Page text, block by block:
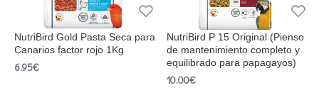
NutriBird Gold Pasta Seca para
Canarios factor rojo 1Kg
6.95€
NutriBird P 15 Original (Pienso
de mantenimiento completo y
equilibrado para papagayos)
10.00€